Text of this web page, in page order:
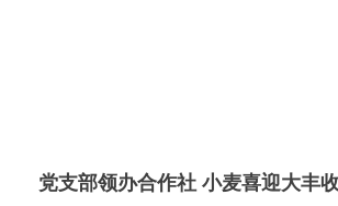
党支部领办合作社 小麦喜迎大丰